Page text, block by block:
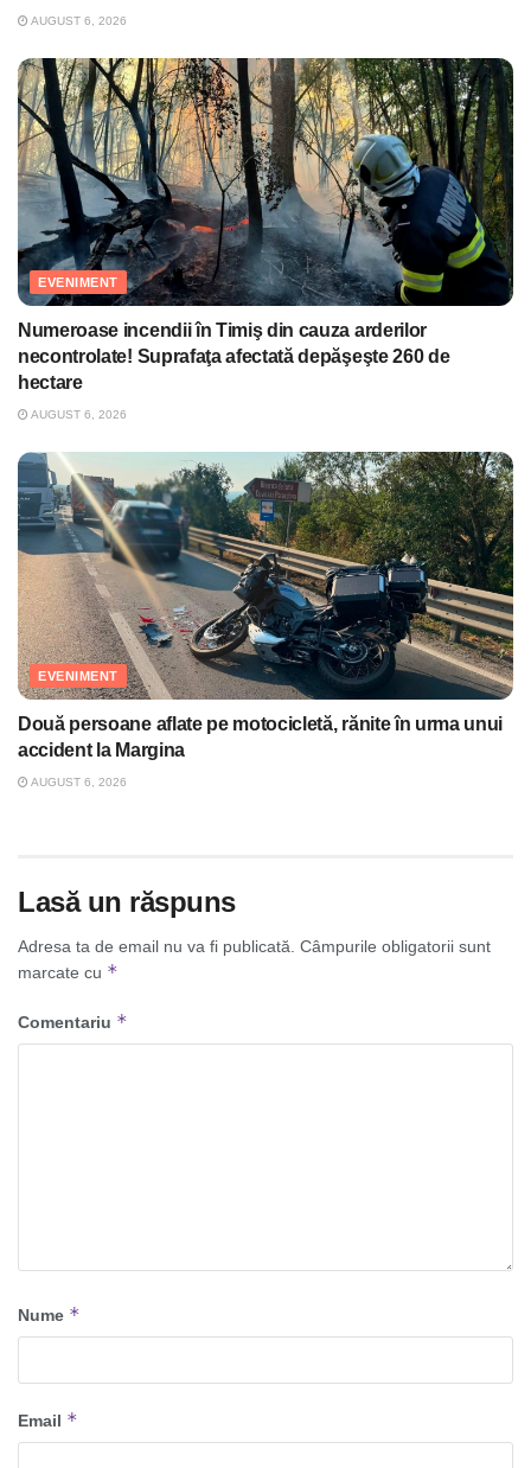
AUGUST 6, 2026
EVENIMENT
Numeroase incendii în Timiş din cauza arderilor
necontrolate! Suprafaţa afectată depăşeşte 260 de
hectare
AUGUST 6, 2026
EVENIMENT
Două persoane aflate pe motocicletă, rănite în urma unui
accident la Margina
AUGUST 6, 2026
Lasă un răspuns
Adresa ta de email nu va fi publicată. Câmpurile obligatorii sunt
marcate cu *
Comentariu *
Nume *
Email *